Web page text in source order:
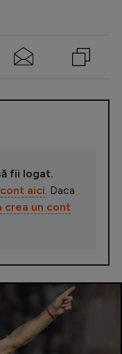
fii logat.
aici. Daca
crea un cont